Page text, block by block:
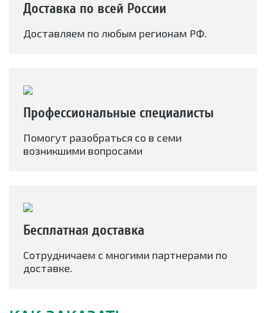
Доставка по всей России
Доставляем по любым регионам РФ.
Профессиональные специалисты
Помогут разобраться со в семи
возникшими вопросами
Бесплатная доставка
Сотрудничаем с многими партнерами по
доставке.